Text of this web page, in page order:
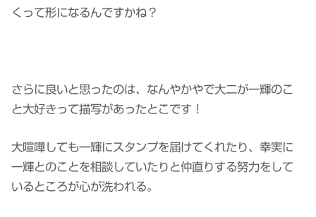
くって形になるんですかね？
さらに良いと思ったのは、なんやかやで大二が一輝のこ
と大好きって描写があったとこです！
大喧嘩しても一輝にスタンプを届けてくれたり、幸実に
一輝とのことを相談していたりと仲直りする努力をして
いるところが心が洗われる。